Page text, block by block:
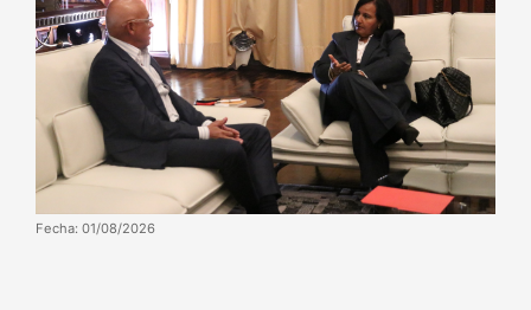
Fecha: 01/08/2026